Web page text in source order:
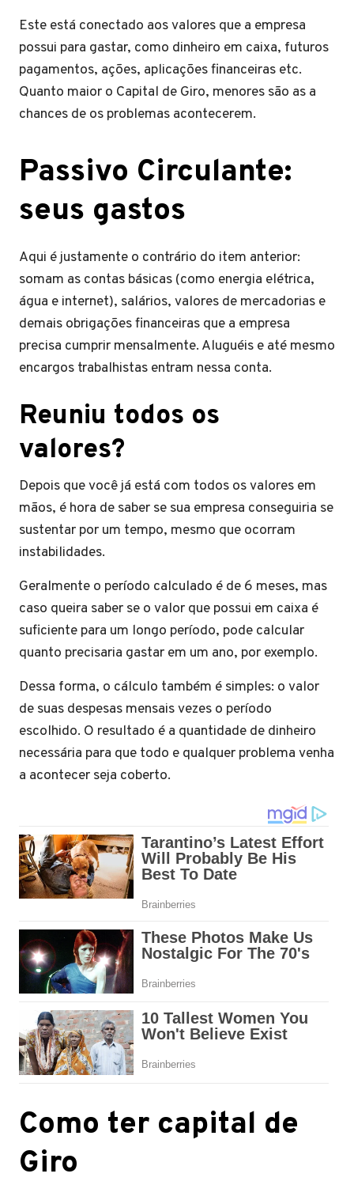
Este está conectado aos valores que a empresa
possui para gastar, como dinheiro em caixa, futuros
pagamentos, ações, aplicações financeiras etc.
Quanto maior o Capital de Giro, menores são as a
chances de os problemas acontecerem.
Passivo Circulante:
seus gastos
Aqui é justamente o contrário do item anterior:
somam as contas básicas (como energia elétrica,
água e internet), salários, valores de mercadorias e
demais obrigações financeiras que a empresa
precisa cumprir mensalmente. Aluguéis e até mesmo
encargos trabalhistas entram nessa conta.
Reuniu todos os
valores?
Depois que você já está com todos os valores em
mãos, é hora de saber se sua empresa conseguiria se
sustentar por um tempo, mesmo que ocorram
instabilidades.
Geralmente o período calculado é de 6 meses, mas
caso queira saber se o valor que possui em caixa é
suficiente para um longo período, pode calcular
quanto precisaria gastar em um ano, por exemplo.
Dessa forma, o cálculo também é simples: o valor
de suas despesas mensais vezes o período
escolhido. O resultado é a quantidade de dinheiro
necessária para que todo e qualquer problema venha
a acontecer seja coberto.
Como ter capital de
Giro